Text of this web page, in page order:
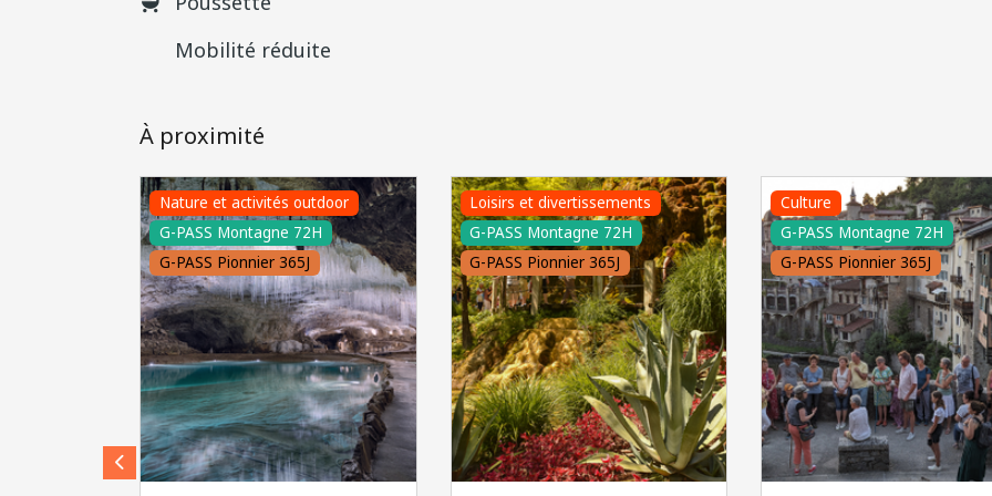
Mobilité réduite
À proximité
Nature et activités outdoor
G-PASS Montagne 72H
G-PASS Pionnier 365J
Loisirs et divertissements
G-PASS Montagne 72H
G-PASS Pionnier 365J
Culture
G-PASS Montagne 72H
G-PASS Pionnier 365J